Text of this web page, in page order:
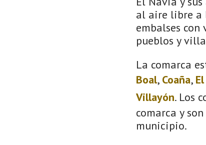
al aire libre a
embalses
pueblos y
La comarca
Boal, Coaña,
Villayón. Los
comarca y
municipio.